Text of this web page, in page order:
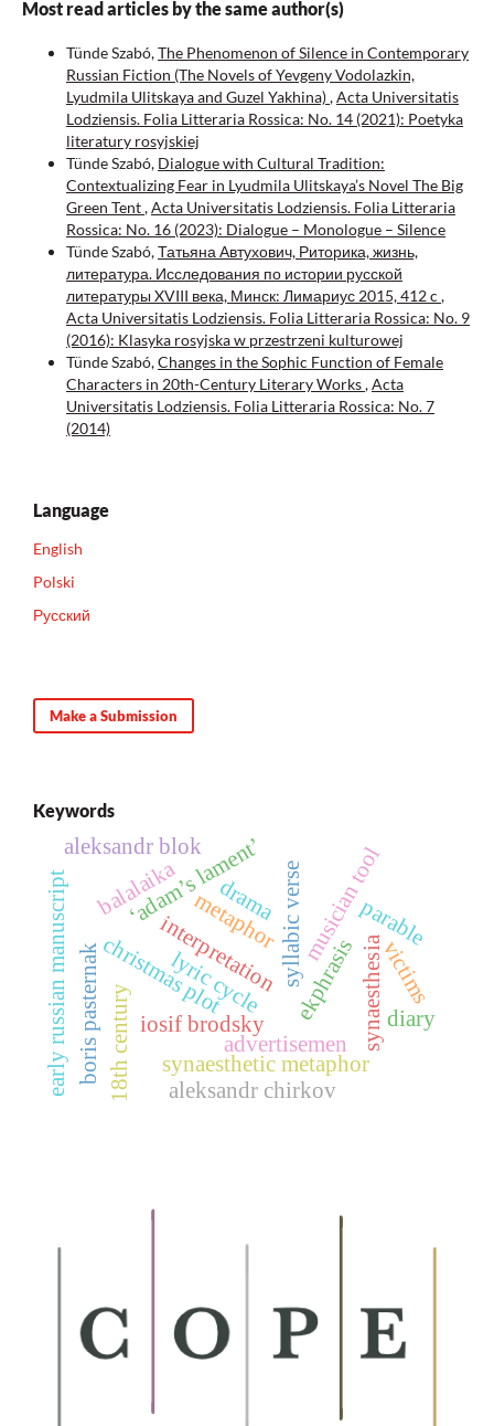
Most read articles by the same author(s)
Tünde Szabó,The Phenomenon of Silence in Contemporary
Russian Fiction (The Novels of Yevgeny Vodolazkin,
Lyudmila Ulitskaya and Guzel Yakhina),Acta Universitatis
Lodziensis. Folia Litteraria Rossica: No. 14 (2021): Poetyka
literatury rosyjskiej
Tünde Szabó, Dialogue with Cultural Tradition:
Contextualizing Fear in Lyudmila Ulitskaya’s Novel The Big
Green Tent,Acta Universitatis Lodziensis. Folia Litteraria
Rossica: No. 16 (2023): Dialogue – Monologue – Silence
Tünde Szabó,Татьяна Автухович, Риторика, жизнь,
литература. Исследования по истории русской
литературы XVIII века, Минск: Лимариус 2015, 412 c ,
Acta Universitatis Lodziensis. Folia Litteraria Rossica: No. 9
(2016): Klasyka rosyjska w przestrzeni kulturowej
Tünde Szabó,Changes in the Sophic Function of Female
Characters in 20th-Century Literary Works,Acta
Universitatis Lodziensis. Folia Litteraria Rossica: No. 7
(2014)
Language
English
Polski
Русский
Make a Submission
Keywords
christmas plot
interpretation
boris pasternak iosif brodsky
ekphrasis
‘adam’s lament’
early russian manuscript syllabic verse
18th century
advertisemen
synaesthetic metaphor
synaesthesia
aleksandr chirkov
parable
lyric cycle
aleksandr blok musician tool
metaphor
balalaika
victims
diary
drama